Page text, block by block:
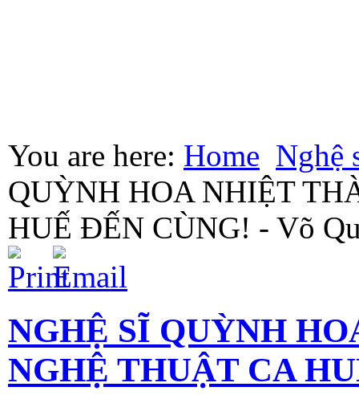
You are here: Home Nghệ
QUỲNH HOA NHIỆT
HUẾ ĐẾN CÙNG! - Võ
NGHỆ SĨ QUỲNH
NGHỆ THUẬT CA